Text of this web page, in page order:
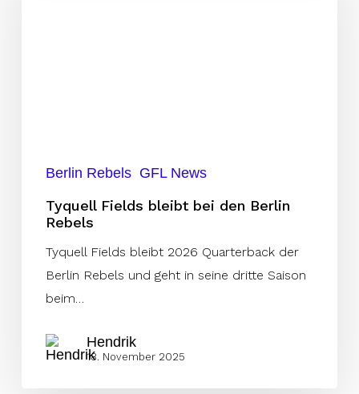
Berlin Rebels GFL News
Tyquell Fields bleibt bei den Berlin
Rebels
Tyquell Fields bleibt 2026 Quarterback der
Berlin Rebels und geht in seine dritte Saison
beim…
Hendrik
18. November 2025